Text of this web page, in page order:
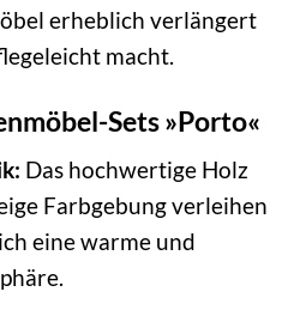
erheblich verlängert
macht.
Sets »Porto«
Das hochwertige Holz
Farbgebung verleihen
eine warme und